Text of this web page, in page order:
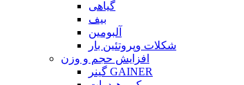
گیاهی
بیف
آلبومین
شکلات وپروتئین بار
افزایش حجم و وزن
گینر GAINER